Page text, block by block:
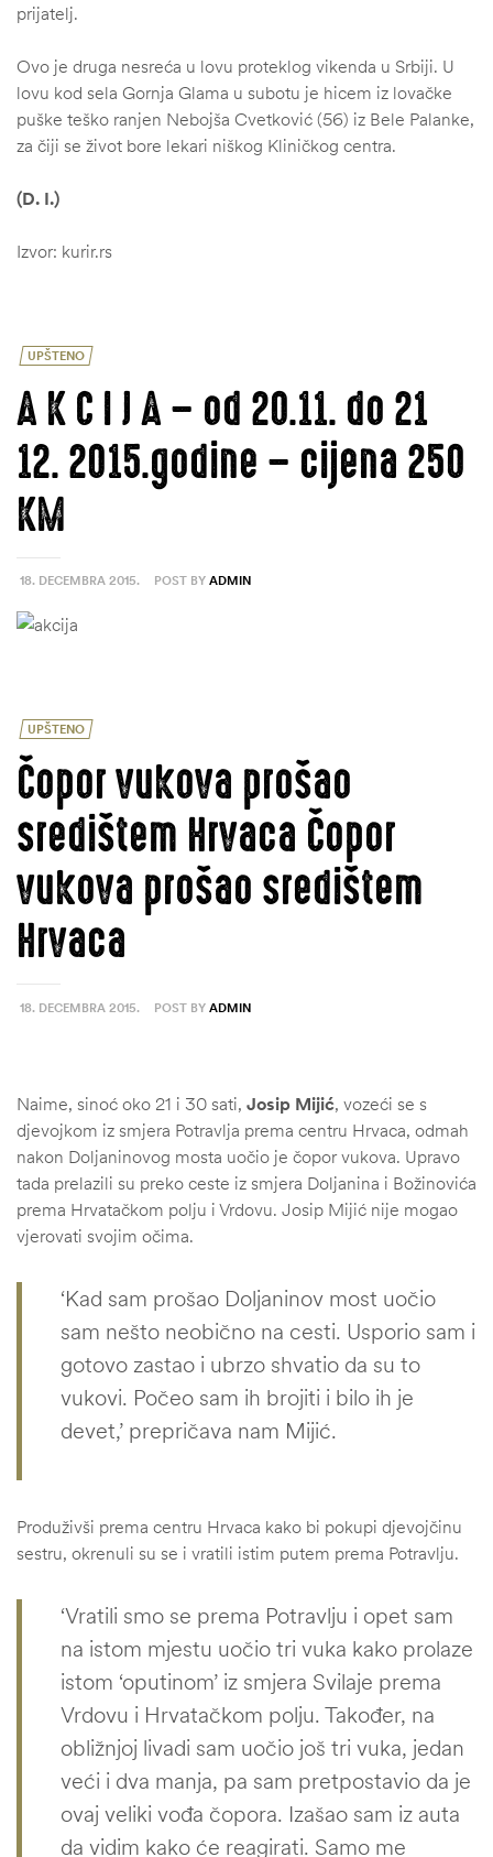
prijatelj.
Ovo je druga nesreća u lovu proteklog vikenda u Srbiji. U
lovu kod sela Gornja Glama u subotu je hicem iz lovačke
puške teško ranjen Nebojša Cvetković (56) iz Bele Palanke,
za čiji se život bore lekari niškog Kliničkog centra.
(D. I.)
Izvor: kurir.rs
UPŠTENO
18. DECEMBRA 2015. POST BY ADMIN
A K C I J A – od 20.11. do 21
12. 2015.godine – cijena 250
KM
UPŠTENO
18. DECEMBRA 2015. POST BY ADMIN
Čopor vukova prošao
središtem Hrvaca Čopor
vukova prošao središtem
Hrvaca
Naime, sinoć oko 21 i 30 sati, Josip Mijić, vozeći se s
djevojkom iz smjera Potravlja prema centru Hrvaca, odmah
nakon Doljaninovog mosta uočio je čopor vukova. Upravo
tada prelazili su preko ceste iz smjera Doljanina i Božinovića
prema Hrvatačkom polju i Vrdovu. Josip Mijić nije mogao
vjerovati svojim očima.
‘Kad sam prošao Doljaninov most uočio
sam nešto neobično na cesti. Usporio sam i
gotovo zastao i ubrzo shvatio da su to
vukovi. Počeo sam ih brojiti i bilo ih je
devet,’ prepričava nam Mijić.
Produživši prema centru Hrvaca kako bi pokupi djevojčinu
sestru, okrenuli su se i vratili istim putem prema Potravlju.
‘Vratili smo se prema Potravlju i opet sam
na istom mjestu uočio tri vuka kako prolaze
istom ‘oputinom’ iz smjera Svilaje prema
Vrdovu i Hrvatačkom polju. Također, na
obližnjoj livadi sam uočio još tri vuka, jedan
veći i dva manja, pa sam pretpostavio da je
ovaj veliki vođa čopora. Izašao sam iz auta
da vidim kako će reagirati. Samo me